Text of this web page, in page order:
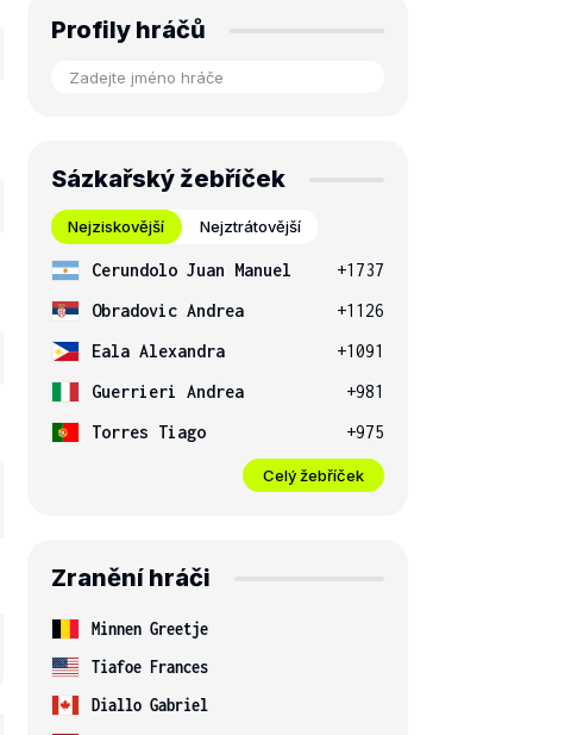
Profily hráčů
Sázkařský žebříček
Nejziskovější Nejztrátovější
Cerundolo Juan Manuel
+1737
Obradovic Andrea
+1126
Eala Alexandra
+1091
Guerrieri Andrea
+981
Torres Tiago
+975
Celý žebříček
Zranění hráči
Minnen Greetje
Tiafoe Frances
Diallo Gabriel